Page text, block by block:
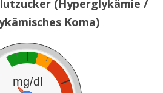
(Hyperglykämie /
Koma)
mg/dl